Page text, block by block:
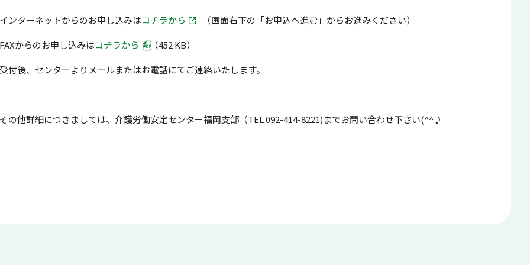
ターネットからのお申し込みはコチラから
（画面右下の「お申込へ進む」からお進みください）
からのお申し込みはコチラから
（452 KB）
、センターよりメールまたはお電話にてご連絡いたします。
その他詳細につきましては、介護労働安定センター福岡支部（TEL 092-414-8221)までお問い合わせ下さい(^^♪